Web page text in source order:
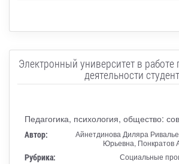
Электронный университет в работе
деятельности
Педагогика, психология, общество:
Автор:
Айнетдинова Диляра
Юрьевна, Понкратов
Рубрика: Социальные